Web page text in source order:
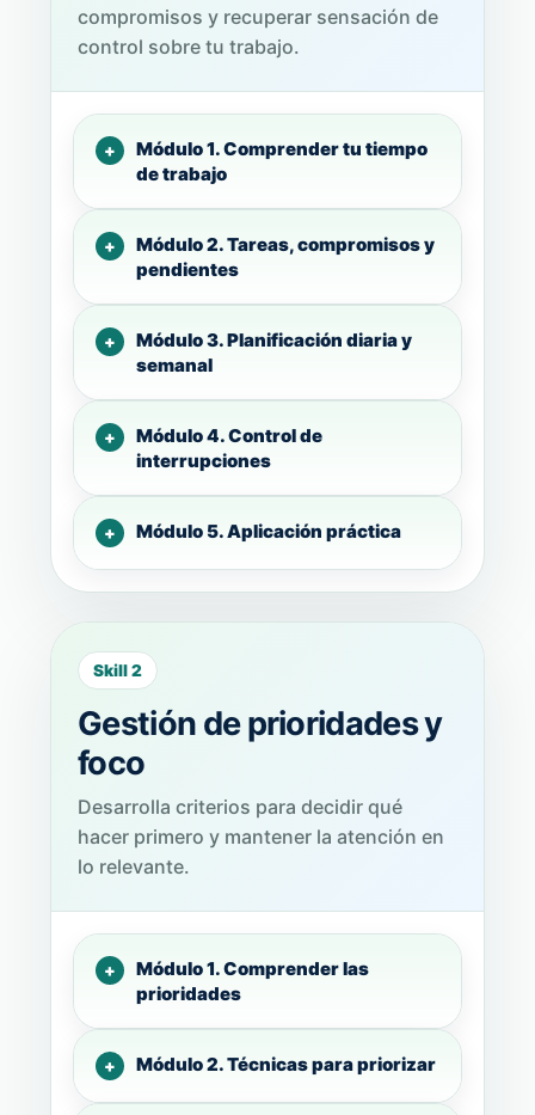
compromisos y recuperar sensación de
control sobre tu trabajo.
Módulo 1. Comprender tu tiempo
de trabajo
Módulo 2. Tareas, compromisos y
pendientes
Módulo 3. Planificación diaria y
semanal
Módulo 4. Control de
interrupciones
Módulo 5. Aplicación práctica
Skill 2
Gestión de prioridades y
foco
Desarrolla criterios para decidir qué
hacer primero y mantener la atención en
lo relevante.
Módulo 1. Comprender las
prioridades
Módulo 2. Técnicas para priorizar